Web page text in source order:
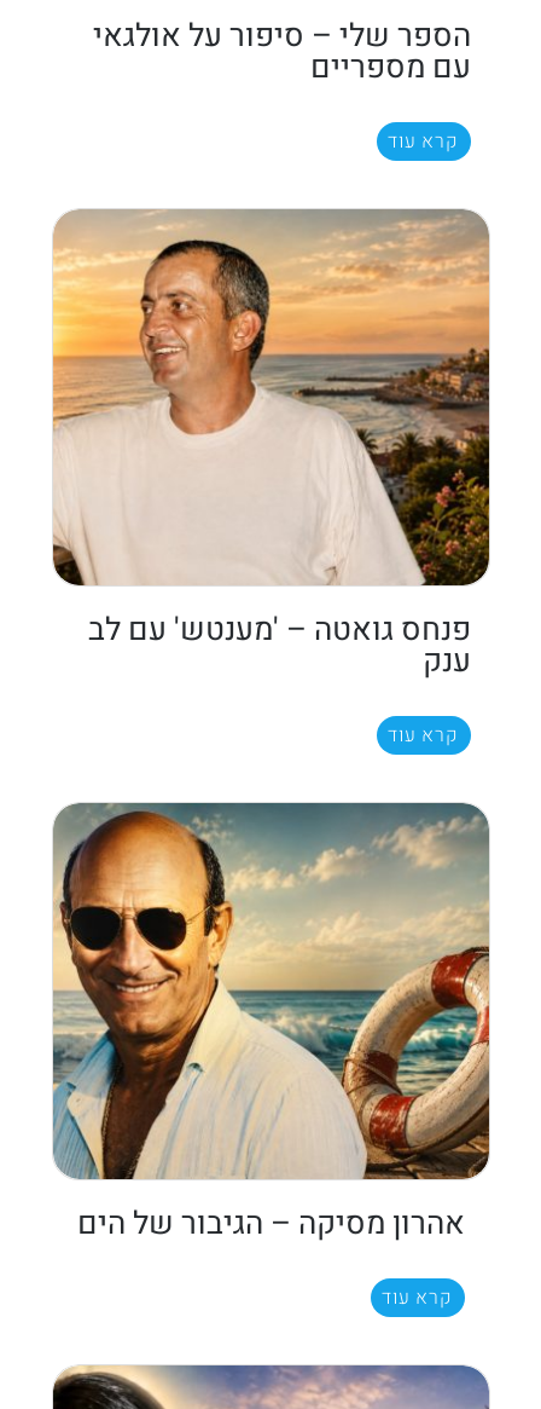
הספר שלי – סיפור על אולגאי
עם מספריים
קרא עוד
פנחס גואטה – 'מענטש' עם לב
ענק
קרא עוד
אהרון מסיקה – הגיבור של הים
קרא עוד